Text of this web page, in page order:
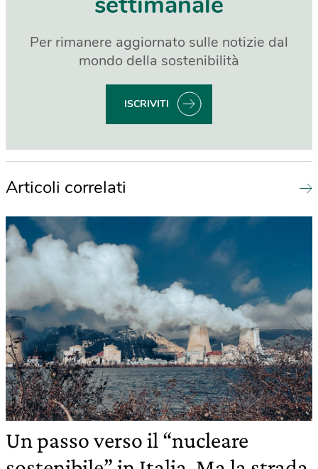
Per rimanere aggiornato sulle notizie dal
mondo della sostenibilità
ISCRIVITI
Articoli correlati
Un passo verso il “nucleare